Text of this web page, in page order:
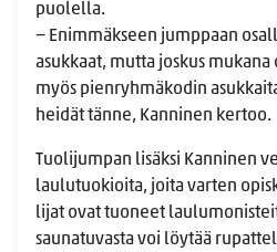
puolella.
− Enimmäkseen jumppaan
asukkaat, mutta joskus mukana
myös pienryhmäkodin
heidät tänne, Kanninen kertoo.
Tuolijumpan lisäksi Kanninen
laulutuokioita, joita varten
lijat ovat tuoneet
saunatuvasta voi löytää